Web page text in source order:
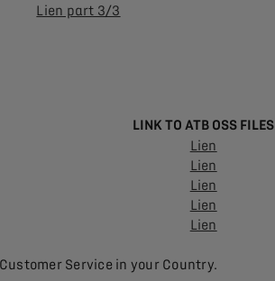
Lien part 3/3
LINK TO ATB OSS FILES
Lien
Lien
Lien
Lien
Lien
Service in your Country.